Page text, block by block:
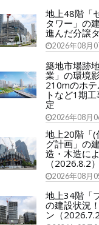
地上48階「
タワー」の
進んだ分譲
2026年08月
築地市場跡
業」の環境
210mのホ
トなど1期
定
2026年08月
地上20階「(
グ計画」の
造・木造に
（2026.8.2）
2026年08月
地上34階「
の建設状況
ン（